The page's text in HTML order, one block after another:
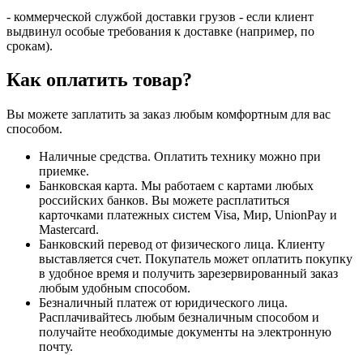
- коммерческой службой доставки грузов - если клиент
выдвинул особые требования к доставке (например, по
срокам).
Как оплатить товар?
Вы можете заплатить за заказ любым комфортным для вас
способом.
Наличные средства. Оплатить технику можно при
приемке.
Банковская карта. Мы работаем с картами любых
российских банков. Вы можете расплатиться
карточками платежных систем Visa, Мир, UnionPay и
Mastercard.
Банковский перевод от физического лица. Клиенту
выставляется счет. Покупатель может оплатить покупку
в удобное время и получить зарезервированный заказ
любым удобным способом.
Безналичный платеж от юридического лица.
Расплачивайтесь любым безналичным способом и
получайте необходимые документы на электронную
почту.